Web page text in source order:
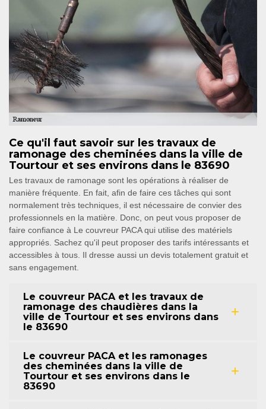
Ce qu'il faut savoir sur les travaux de
ramonage des cheminées dans la ville de
Tourtour et ses environs dans le 83690
Les travaux de ramonage sont les opérations à réaliser de
manière fréquente. En fait, afin de faire ces tâches qui sont
normalement très techniques, il est nécessaire de convier des
professionnels en la matière. Donc, on peut vous proposer de
faire confiance à Le couvreur PACA qui utilise des matériels
appropriés. Sachez qu'il peut proposer des tarifs intéressants et
accessibles à tous. Il dresse aussi un devis totalement gratuit et
sans engagement.
Le couvreur PACA et les travaux de
ramonage des chaudières dans la
ville de Tourtour et ses environs dans
le 83690
Le couvreur PACA et les ramonages
des cheminées dans la ville de
Tourtour et ses environs dans le
83690